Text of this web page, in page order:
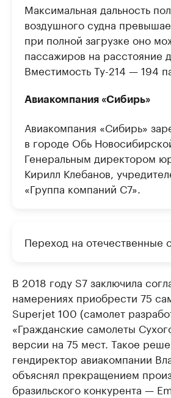
Максимальная дальность
воздушного судна
при полной загрузке оно
пассажиров на расстояние
Вместимость Ту-214 — 194
Авиакомпания «Сибирь»
Авиакомпания «Сибирь»
в городе Обь
Генеральным директором
Кирилл Клебанов,
«Группа компаний С7».
Переход на отечественные
В 2018 году S7 заключила
намерениях приобрести 75
Superjet 100 (самолет
«Гражданские самолеты
версии на 75 мест. Такое
гендиректор авиакомпании
объяснял прекращением
бразильского конкурента —